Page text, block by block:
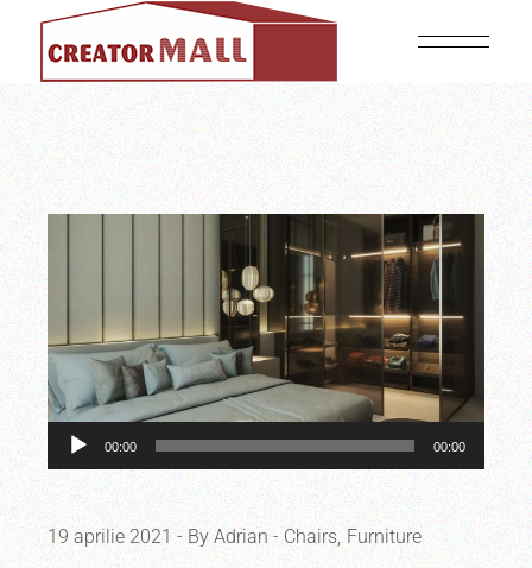
Audio
Player
00:00 00:00
19 aprilie 2021 By Adrian Chairs Furniture